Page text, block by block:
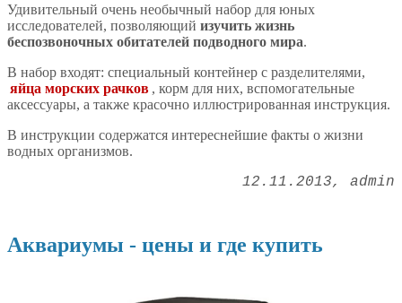
Удивительный очень необычный набор для юных
исследователей, позволяющий изучить жизнь
беспозвоночных обитателей подводного мира.
В набор входят: специальный контейнер с разделителями,
яйца морских рачков , корм для них, вспомогательные
аксессуары, а также красочно иллюстрированная инструкция.
В инструкции содержатся интереснейшие факты о жизни
водных организмов.
12.11.2013 admin
Аквариумы - цены и где купить